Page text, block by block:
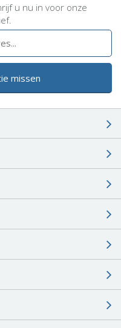
u nu in voor onze
missen